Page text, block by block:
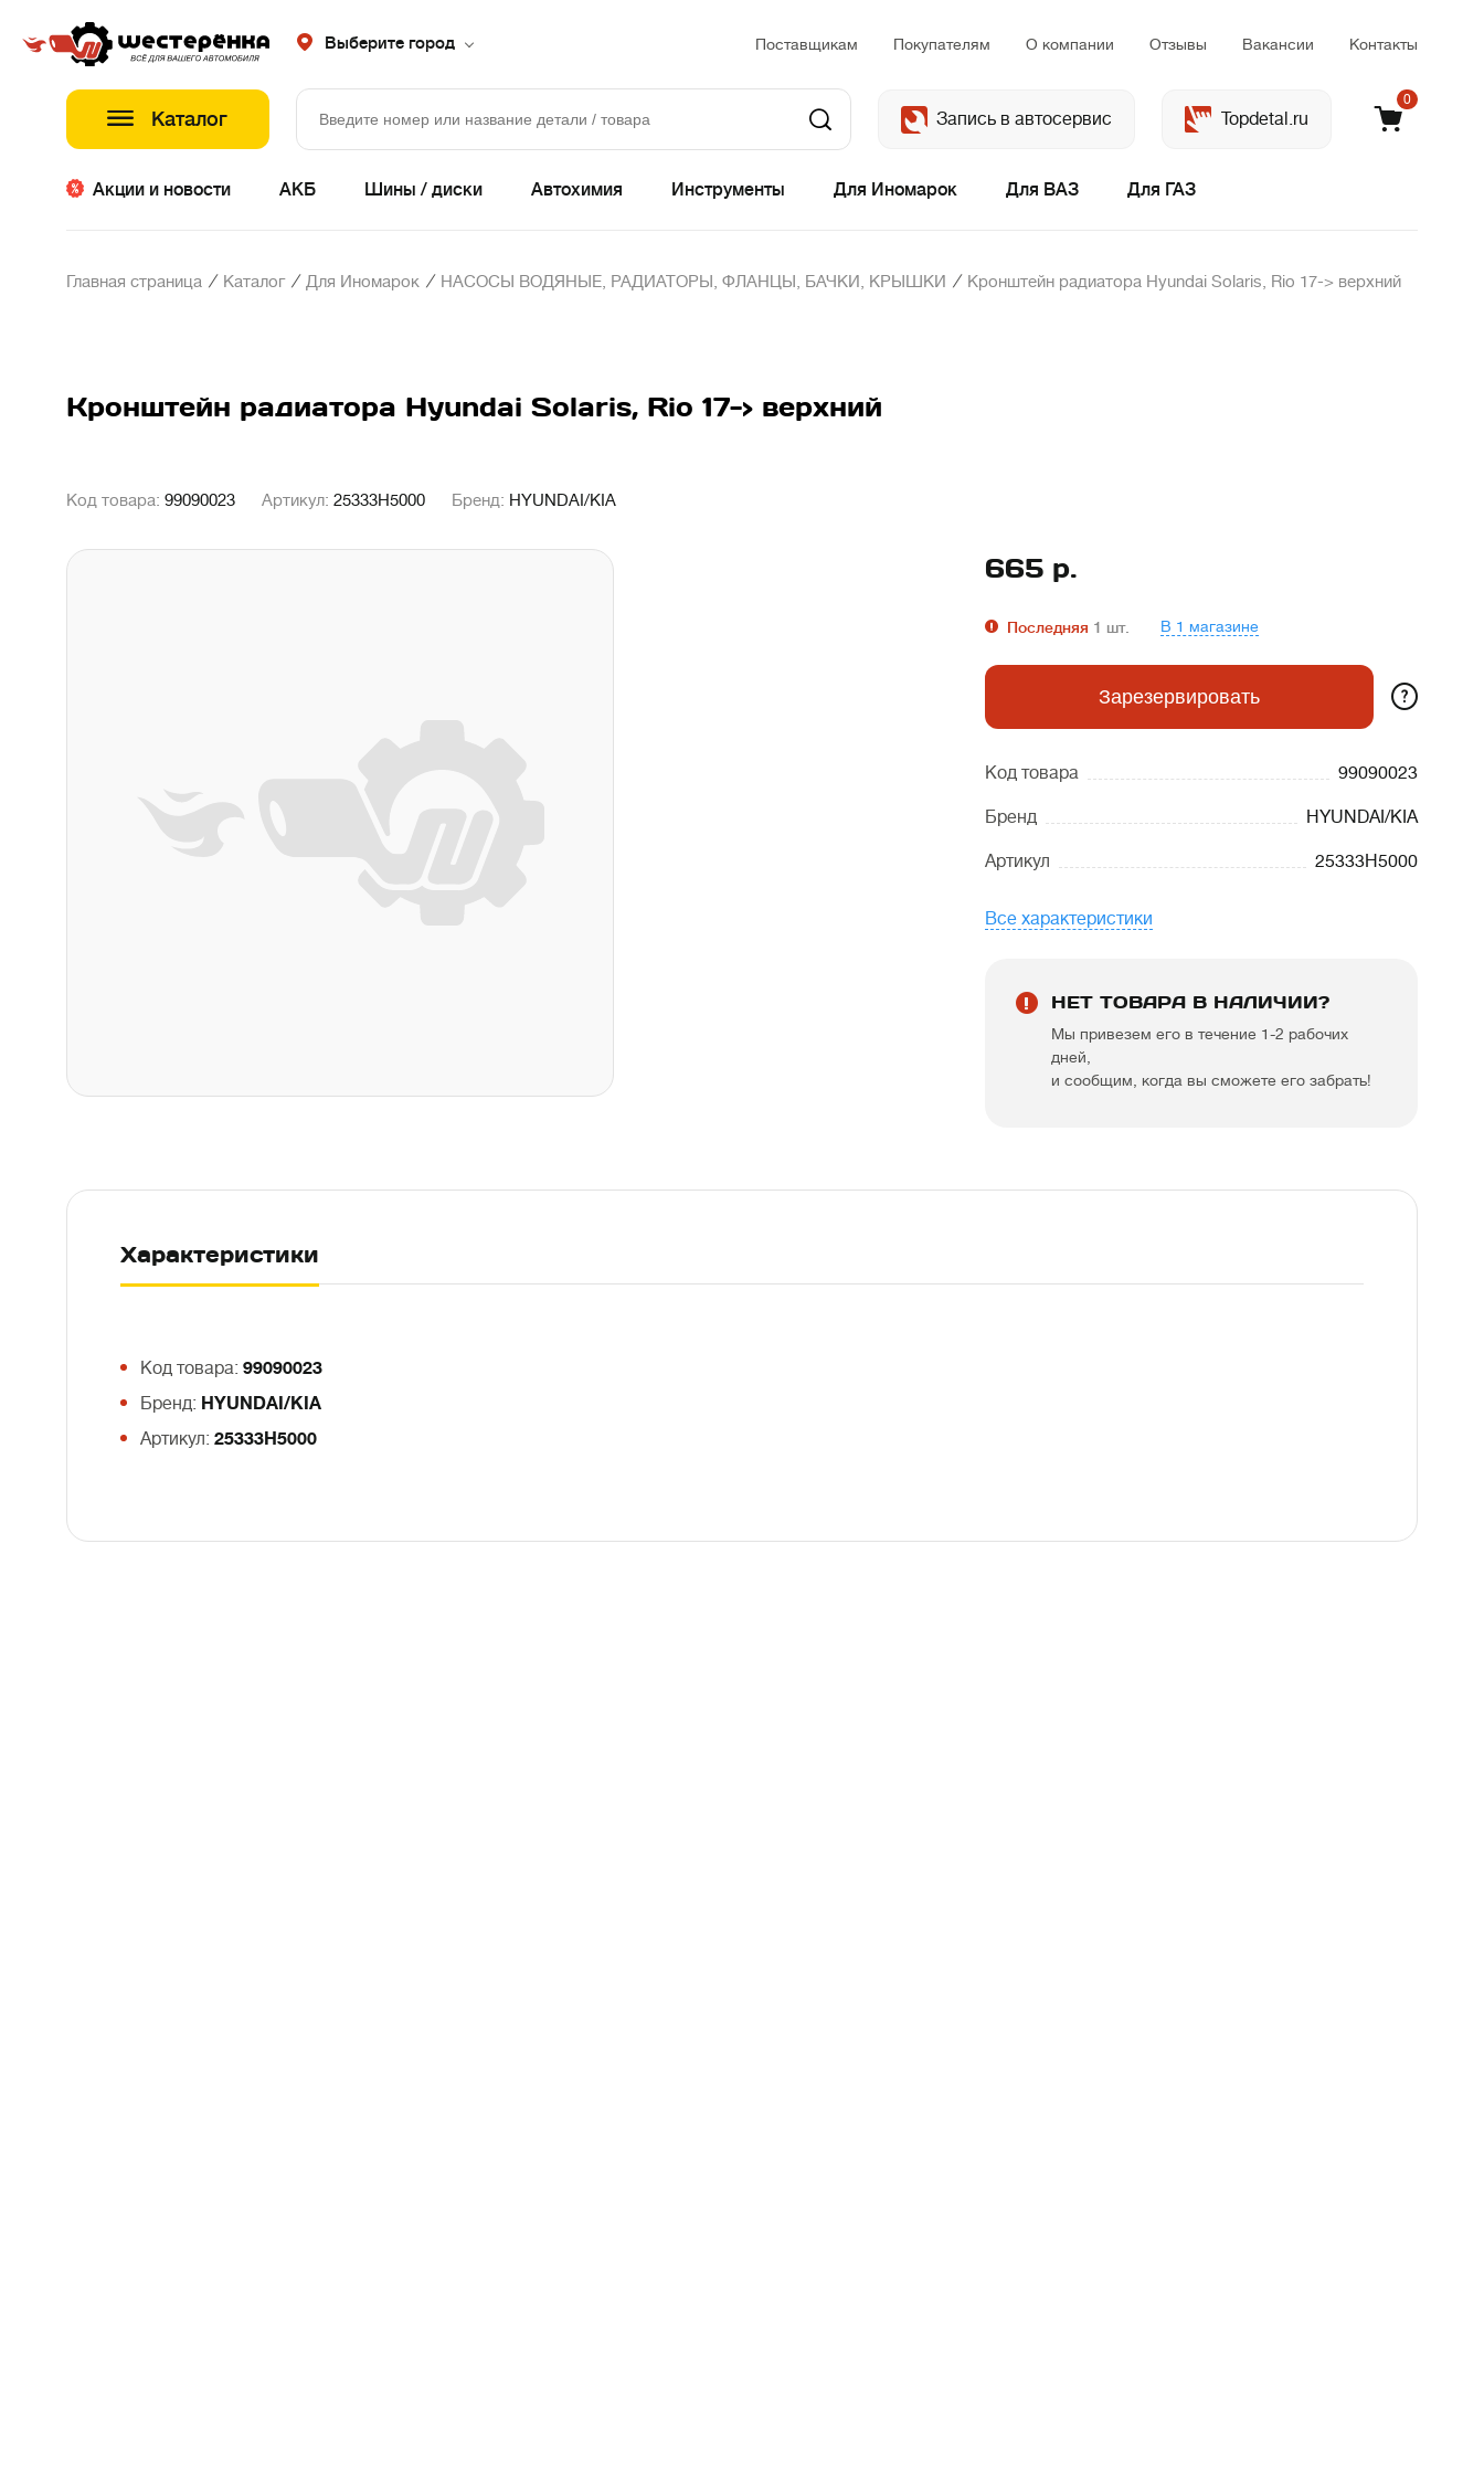
Выберите город Поставщикам Покупателям О компании Отзывы Вакансии Контакты
Каталог Запись в автосервис Topdetal.ru
0
Акции и новости АКБ Шины / диски Автохимия Инструменты Для Иномарок Для ВАЗ Для ГАЗ
Главная страница / Каталог / Для Иномарок / НАСОСЫ ВОДЯНЫЕ, РАДИАТОРЫ, ФЛАНЦЫ, БАЧКИ, КРЫШКИ / Кронштейн радиатора Hyundai Solaris, Rio 17-> верхний
Кронштейн радиатора Hyundai Solaris, Rio 17-> верхний
Код товара: 99090023 Артикул: 25333H5000 Бренд: HYUNDAI/KIA
665 р.
Последняя 1 шт. В 1 магазине
Зарезервировать ?
Код товара 99090023
Бренд HYUNDAI/KIA
Артикул 25333H5000
Все характеристики
НЕТ ТОВАРА В НАЛИЧИИ?
Мы привезем его в течение 1-2 рабочих
дней,
и сообщим, когда вы сможете его забрать!
Характеристики
Код товара: 99090023
Бренд: HYUNDAI/KIA
Артикул: 25333H5000